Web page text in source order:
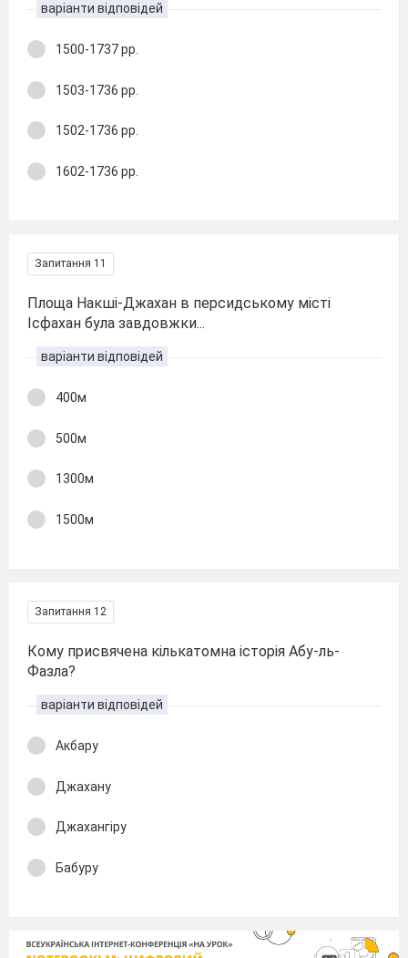
варіанти відповідей
1500-1737 рр.
1503-1736 рр.
1502-1736 рр.
1602-1736 рр.
Запитання 11
Площа Накші-Джахан в персидському місті
Ісфахан була завдовжки...
варіанти відповідей
400м
500м
1300м
1500м
Запитання 12
Кому присвячена кількатомна історія Абу-ль-
Фазла?
варіанти відповідей
Акбару
Джахану
Джахангіру
Бабуру